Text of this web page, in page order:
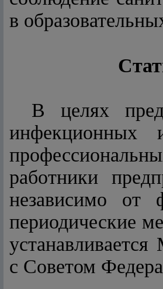
в
В целях
инфекционных
работники
независимо от
периодические
с Советом